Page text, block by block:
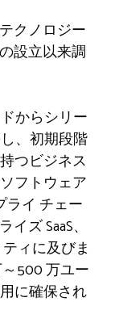
クノロジー
設立以来調
からシリー
、初期段階
つビジネス
フトウェア
ライ チェー
ズ SaaS、
ィに及びま
500 万ユー
に確保され